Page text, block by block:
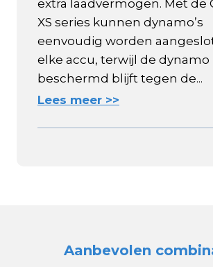
extra laadvermogen. Met de
XS series kunnen dynamo’s
eenvoudig worden
elke accu, terwijl de dynamo
beschermd blijft tegen de...
Lees meer >>
Aanbevolen